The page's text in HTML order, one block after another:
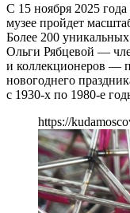
С 15 ноября 2025
музее пройдет
Более 200
Ольги Рябцевой —
и коллекционеров —
новогоднего
с 1930-х по 1980-е
https://